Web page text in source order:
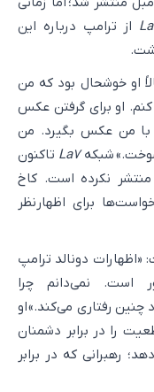
از ترامپ درباره این
او خوشحال بود که من
او برای گرفتن عکس
من عکس بگیرد. من
شبکهLa7 تاکنون
نکرده است. کاخ
برای اظهارنظر
دونالد ترامپ
است. نمی‌دانم چرا
رفتاری می‌کند.» او
را در برابر دشمنان
رهبرانی که در برابر